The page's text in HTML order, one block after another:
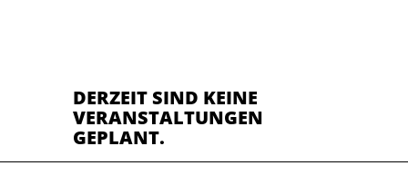
DERZEIT SIND KEINE
VERANSTALTUNGEN
GEPLANT.